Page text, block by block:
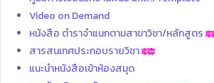
Video on Demand
หนังสือ ตำราจำแนกตามสาขาวิชา/หลักสูตร
สารสนเทศประกอบรายวิชา
แนะนำหนังสือเข้าห้องสมุด